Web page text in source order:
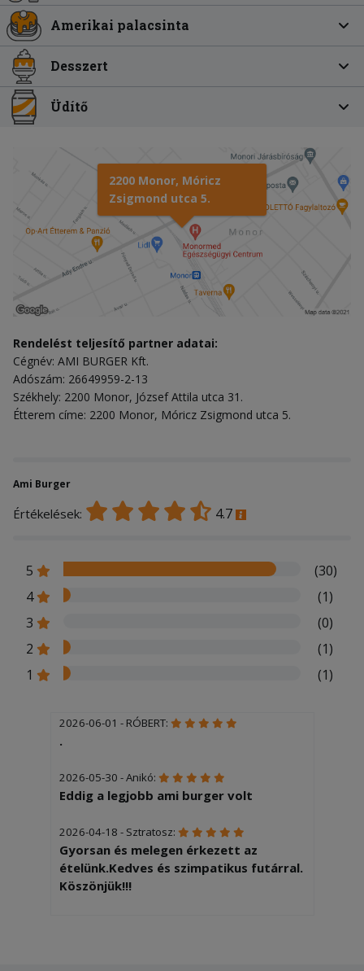
Amerikai palacsinta
Desszert
Üdítő
2200 Monor, Móricz
Zsigmond utca 5.
Rendelést teljesítő partner adatai:
Cégnév: AMI BURGER Kft.
Adószám: 26649959-2-13
Székhely: 2200 Monor, József Attila utca 31.
Étterem címe: 2200 Monor, Móricz Zsigmond utca 5.
Ami Burger
Értékelések: 4.7
5
(30)
4
(1)
3
(0)
2
(1)
1
(1)
2026-06-01 - RÓBERT:
.
2026-05-30 - Anikó:
Eddig a legjobb ami burger volt
2026-04-18 - Sztratosz:
Gyorsan és melegen érkezett az
ételünk.Kedves és szimpatikus futárral.
Köszönjük!!!